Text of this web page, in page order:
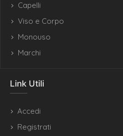
Capelli
Viso e Corpo
Monouso
Marchi
Link Utili
Accedi
Registrati